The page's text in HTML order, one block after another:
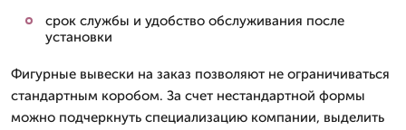
срок службы и удобство обслуживания после
установки
Фигурные вывески на заказ позволяют не ограничиваться
стандартным коробом. За счет нестандартной формы
можно подчеркнуть специализацию компании, выделить